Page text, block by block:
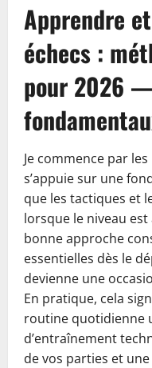
Apprendre
échecs :
pour 2026
Je commence par
s’appuie sur une
que les tactiques et
lorsque le niveau
bonne approche
essentielles dès le
devienne une
En pratique, cela
routine quotidienne
d’entraînement
de vos parties et